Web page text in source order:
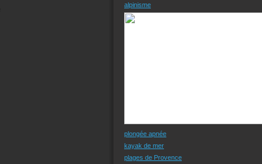
alpinisme
plongée apnée
kayak de mer
plages de Provence